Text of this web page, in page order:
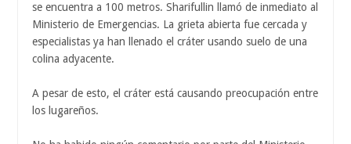
se encuentra a 100 metros. Sharifullin llamó de inmediato al
Ministerio de Emergencias. La grieta abierta fue cercada y
especialistas ya han llenado el cráter usando suelo de una
colina adyacente.
A pesar de esto, el cráter está causando preocupación entre
los lugareños.